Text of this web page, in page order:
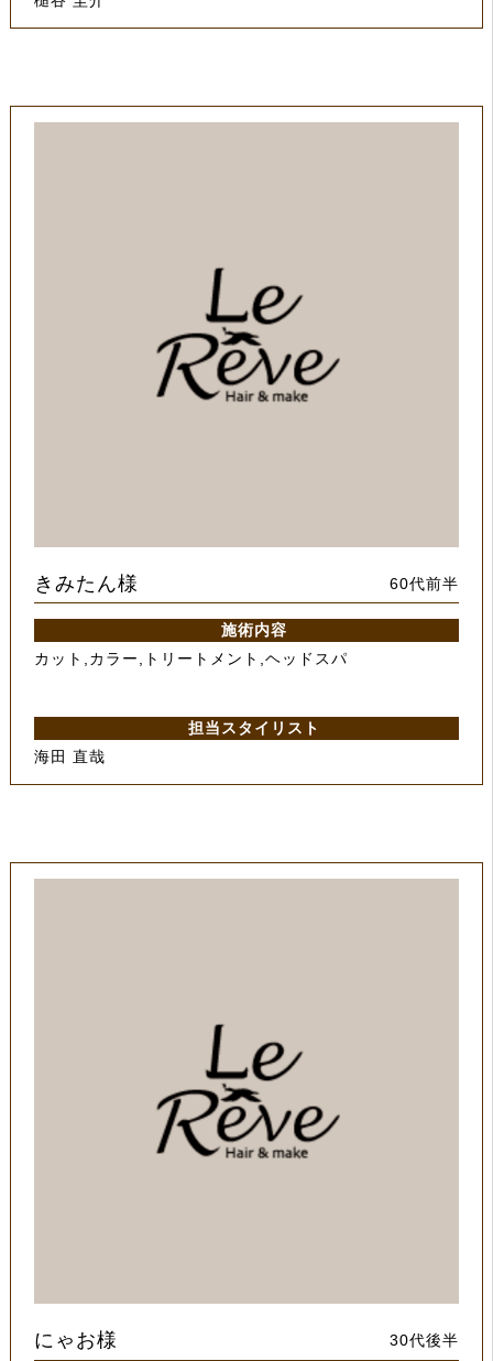
きみたん様 60代前半
施術内容
カット,カラー,トリートメント,ヘッドスパ
担当スタイリスト
海田 直哉
にゃお様 30代後半